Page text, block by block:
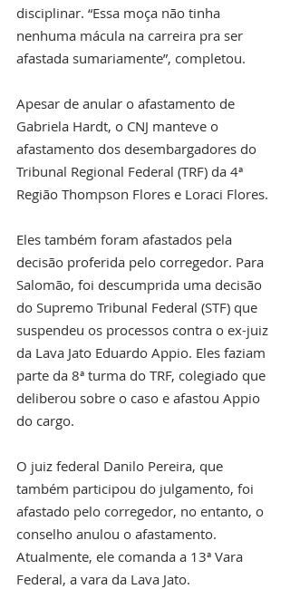
disciplinar. “Essa moça não tinha
nenhuma mácula na carreira pra ser
afastada sumariamente”, completou.
Apesar de anular o afastamento de
Gabriela Hardt, o CNJ manteve o
afastamento dos desembargadores do
Tribunal Regional Federal (TRF) da 4ª
Região Thompson Flores e Loraci Flores.
Eles também foram afastados pela
decisão proferida pelo corregedor. Para
Salomão, foi descumprida uma decisão
do Supremo Tribunal Federal (STF) que
suspendeu os processos contra o ex-juiz
da Lava Jato Eduardo Appio. Eles faziam
parte da 8ª turma do TRF, colegiado que
deliberou sobre o caso e afastou Appio
do cargo.
O juiz federal Danilo Pereira, que
também participou do julgamento, foi
afastado pelo corregedor, no entanto, o
conselho anulou o afastamento.
Atualmente, ele comanda a 13ª Vara
Federal, a vara da Lava Jato.